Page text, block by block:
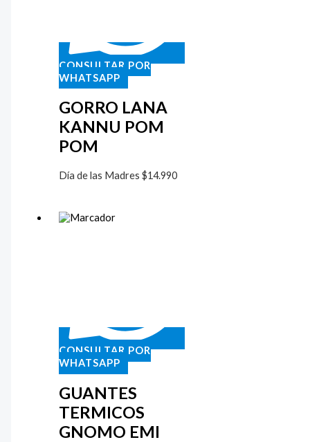
CONSULTAR POR
WHATSAPP
GORRO LANA
KANNU POM
POM
Día de las Madres$14.990
CONSULTAR POR
WHATSAPP
GUANTES
TERMICOS
GNOMO EMI